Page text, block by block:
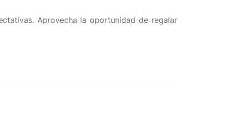
Aprovecha la oportunidad de regalar